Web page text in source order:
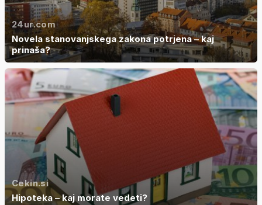
24ur.com
Novela stanovanjskega zakona potrjena – kaj
prinaša?
Cekin.si
Hipoteka – kaj morate vedeti?